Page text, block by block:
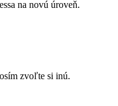
na novú úroveň.
zvoľte si inú.